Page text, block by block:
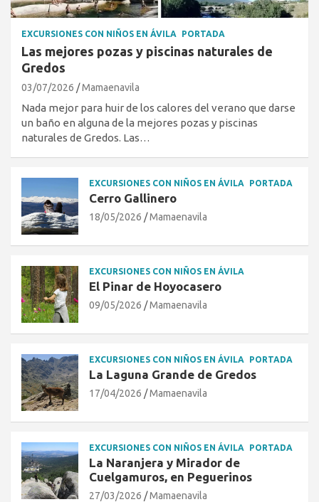
EXCURSIONES CON NIÑOS EN ÁVILA PORTADA
Las mejores pozas y piscinas naturales de
Gredos
03/07/2026 Mamaenavila
Nada mejor para huir de los calores del verano que darse
un baño en alguna de la mejores pozas y piscinas
naturales de Gredos. Las…
EXCURSIONES CON NIÑOS EN ÁVILA PORTADA
Cerro Gallinero
18/05/2026 Mamaenavila
EXCURSIONES CON NIÑOS EN ÁVILA
El Pinar de Hoyocasero
09/05/2026 Mamaenavila
EXCURSIONES CON NIÑOS EN ÁVILA PORTADA
La Laguna Grande de Gredos
17/04/2026 Mamaenavila
EXCURSIONES CON NIÑOS EN ÁVILA PORTADA
La Naranjera y Mirador de
Cuelgamuros, en Peguerinos
27/03/2026 Mamaenavila